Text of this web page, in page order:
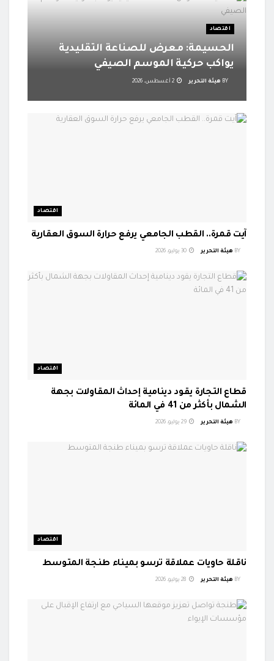
اقتصاد
الحسيمة: معرض للصناعة التقليدية
يواكب حركية الموسم الصيفي
BY هيئة التحرير
اقتصاد
آيت قمرة.. القطب الجامعي يرفع حرارة السوق العقارية
BY هيئة التحرير
اقتصاد
قطاع التجارة يقود دينامية إحداث المقاولات بجهة
الشمال بأكثر من 41 في المائة
BY هيئة التحرير
اقتصاد
ناقلة حاويات عملاقة ترسو بميناء طنجة المتوسط
BY هيئة التحرير